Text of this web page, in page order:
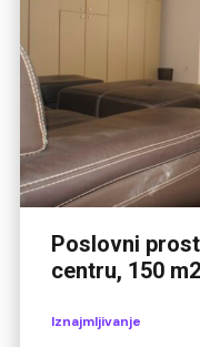
Poslovni
centru, 150
Iznajmljivanje